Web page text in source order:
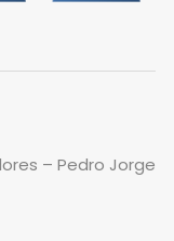
– Pedro Jorge